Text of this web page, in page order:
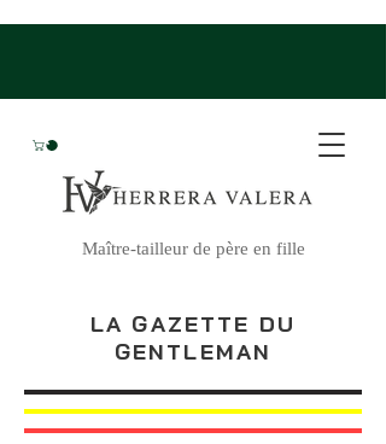
Maître-tailleur de père en fille
LA GAZETTE DU
GENTLEMAN